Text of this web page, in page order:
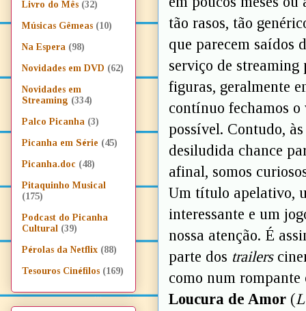
tão rasos, tão
que parecem saídos
serviço de streaming
figuras, geralmente
contínuo fechamos
possível. Contudo,
desiludida chance
afinal, somos
Um título apelativo,
interessante e um
nossa atenção. É
parte dos trailers
como num
Loucura de Amor (
Livro do Mês (32)
Músicas Gêmeas (10)
Na Espera (98)
Novidades em DVD (62)
Novidades em
Streaming (334)
Palco Picanha (3)
Picanha em Série (45)
Picanha.doc (48)
Pitaquinho Musical
(175)
Podcast do Picanha
Cultural (39)
Pérolas da Netflix (88)
Tesouros Cinéfilos (169)